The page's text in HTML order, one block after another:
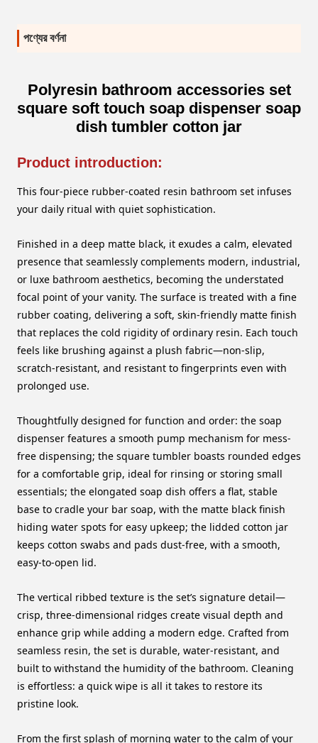
পণ্যের বর্ণনা
Polyresin bathroom accessories set
square soft touch soap dispenser soap
dish tumbler cotton jar
Product introduction:
This four-piece rubber-coated resin bathroom set infuses
your daily ritual with quiet sophistication.
Finished in a deep matte black, it exudes a calm, elevated
presence that seamlessly complements modern, industrial,
or luxe bathroom aesthetics, becoming the understated
focal point of your vanity. The surface is treated with a fine
rubber coating, delivering a soft, skin-friendly matte finish
that replaces the cold rigidity of ordinary resin. Each touch
feels like brushing against a plush fabric—non-slip,
scratch-resistant, and resistant to fingerprints even with
prolonged use.
Thoughtfully designed for function and order: the soap
dispenser features a smooth pump mechanism for mess-
free dispensing; the square tumbler boasts rounded edges
for a comfortable grip, ideal for rinsing or storing small
essentials; the elongated soap dish offers a flat, stable
base to cradle your bar soap, with the matte black finish
hiding water spots for easy upkeep; the lidded cotton jar
keeps cotton swabs and pads dust-free, with a smooth,
easy-to-open lid.
The vertical ribbed texture is the set’s signature detail—
crisp, three-dimensional ridges create visual depth and
enhance grip while adding a modern edge. Crafted from
seamless resin, the set is durable, water-resistant, and
built to withstand the humidity of the bathroom. Cleaning
is effortless: a quick wipe is all it takes to restore its
pristine look.
From the first splash of morning water to the calm of your